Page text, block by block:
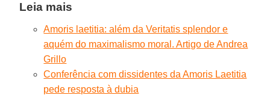
Leia mais
Amoris laetitia: além da Veritatis splendor e
aquém do maximalismo moral. Artigo de Andrea
Grillo
Conferência com dissidentes da Amoris Laetitia
pede resposta à dubia